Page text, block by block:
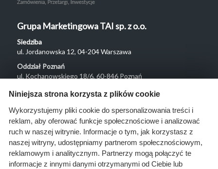
Grupa Marketingowa TAI sp. z o.o.
Siedziba
ul. Jordanowska 12, 04-204 Warszawa
Oddział Poznań
ul. Kochanowskiego 18/6, 60-846 Poznań
Menu
O nas
Rozwiązania
Monitoring
przetargów
Niniejsza strona korzysta z plików cookie
Wykorzystujemy pliki cookie do spersonalizowania treści i
reklam, aby oferować funkcje społecznościowe i analizować
ruch w naszej witrynie. Informacje o tym, jak korzystasz z
naszej witryny, udostępniamy partnerom społecznościowym,
reklamowym i analitycznym. Partnerzy mogą połączyć te
informacje z innymi danymi otrzymanymi od Ciebie lub